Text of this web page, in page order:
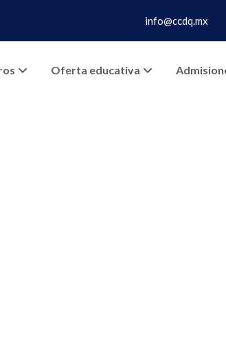
info@ccdq.mx
Oferta educativa